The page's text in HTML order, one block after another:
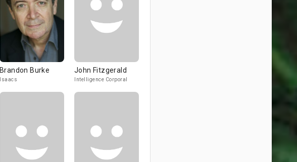
Brandon Burke
Isaacs
John Fitzgerald
Intelligence Corporal